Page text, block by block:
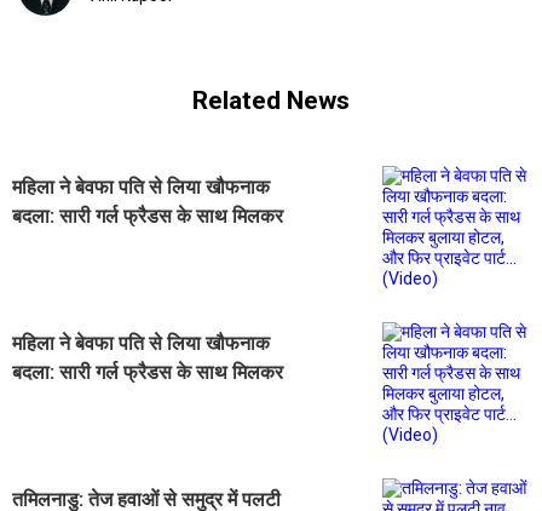
Related News
महिला ने बेवफा पति से लिया खौफनाक
बदला: सारी गर्ल फ्रैडस के साथ मिलकर
महिला ने बेवफा पति से लिया खौफनाक
बदला: सारी गर्ल फ्रैडस के साथ मिलकर
तमिलनाडु: तेज हवाओं से समुद्र में पलटी